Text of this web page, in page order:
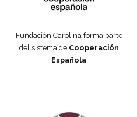
Fundación Carolina forma parte
del sistema de Cooperación
Española